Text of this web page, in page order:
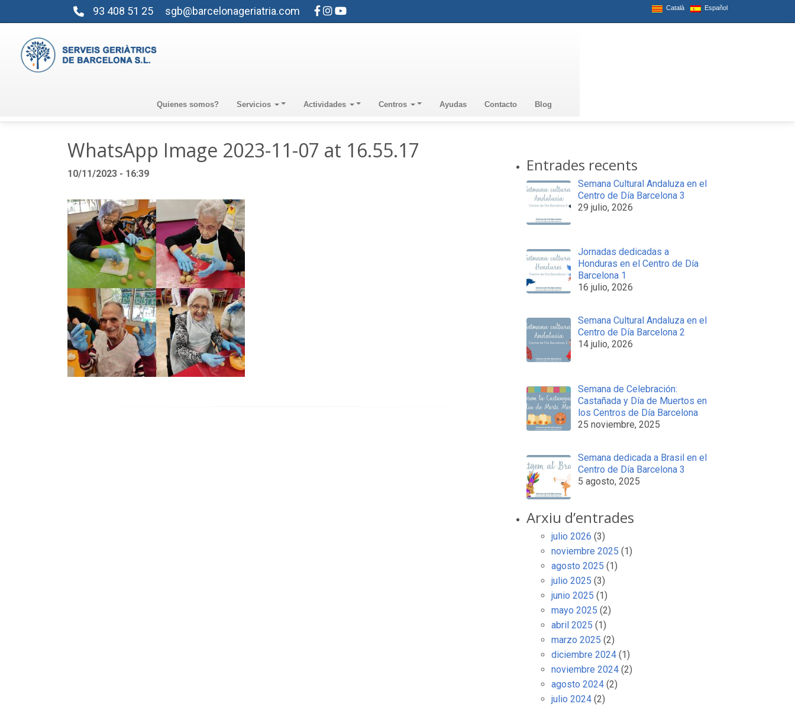
93 408 51 25 sgb@barcelonageriatria.com Català Español
Quienes somos? Servicios Actividades Centros Ayudas Contacto Blog
WhatsApp Image 2023-11-07 at 16.55.17
10/11/2023 - 16:39 Entrades recents
Semana Cultural Andaluza en el
Centro de Día Barcelona 3
29 julio, 2026
Jornadas dedicadas a
Honduras en el Centro de Día
Barcelona 1
16 julio, 2026
Semana Cultural Andaluza en el
Centro de Día Barcelona 2
14 julio, 2026
Semana de Celebración:
Castañada y Día de Muertos en
los Centros de Día Barcelona
25 noviembre, 2025
Semana dedicada a Brasil en el
Centro de Día Barcelona 3
5 agosto, 2025
Arxiu d’entrades
julio 2026 (3)
noviembre 2025 (1)
agosto 2025 (1)
julio 2025 (3)
junio 2025 (1)
mayo 2025 (2)
abril 2025 (1)
marzo 2025 (2)
diciembre 2024 (1)
noviembre 2024 (2)
agosto 2024 (2)
julio 2024 (2)